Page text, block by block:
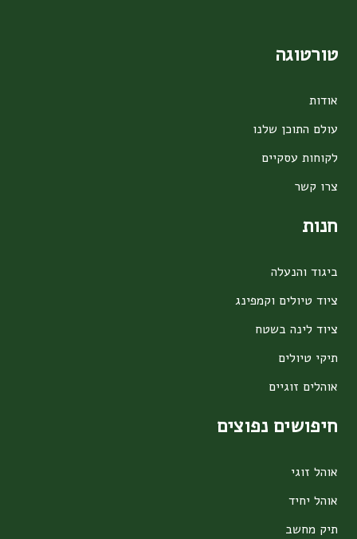
טורטוגה
אודות
עולם התוכן שלנו
לקוחות עסקיים
צרו קשר
חנות
ביגוד והנעלה
ציוד טיולים וקמפינג
ציוד לינה בשטח
תיקי טיולים
אוהלים זוגיים
חיפושים נפוצים
אוהל זוגי
אוהל יחיד
תיק מחשב